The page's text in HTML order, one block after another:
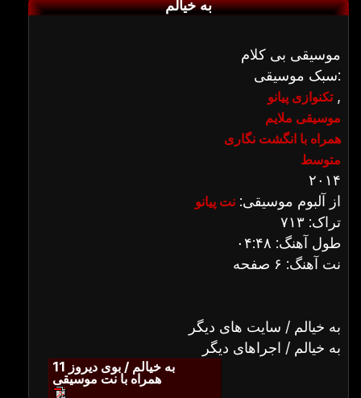
به خیالم
موسیقی بی کلام
سبک موسیقی:
تکنوازی پیانو,
موسیقی ملایم
همراه با انگشت نگاری
متوسط
۲۰۱۴
از آلبوم موسیقی: نت پیانو
تراک: ۷۱۳
طول آهنگ: ۰۴:۴۸
نت آهنگ: ۶ صفحه
به خیالم / سایت های دیگر
به خیالم / اجراهای دیگر
به خیالم / بوی دیروز 11
همراه با نت موسیقی